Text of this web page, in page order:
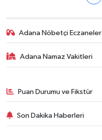
Adana Nöbetçi Eczaneler
Adana Namaz Vakitleri
Puan Durumu ve Fikstür
Son Dakika Haberleri